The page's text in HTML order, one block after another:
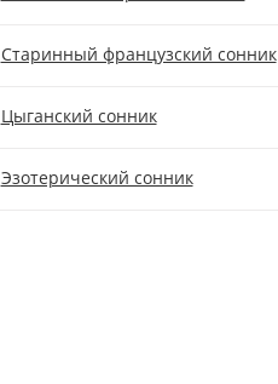
Старинный французский сонник
Цыганский сонник
Эзотерический сонник